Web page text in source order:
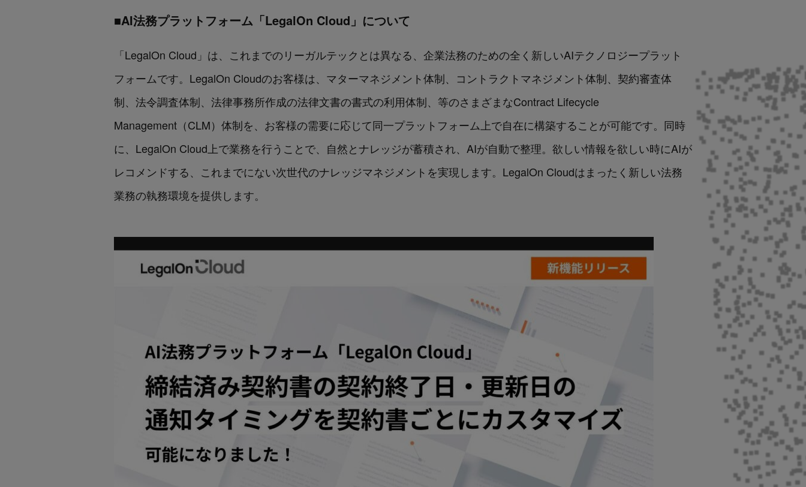
■AI法務プラットフォーム「LegalOn Cloud」について
「LegalOn Cloud」は、これまでのリーガルテックとは異なる、企業法務のための全く新しいAIテクノロジープラット
フォームです。LegalOn Cloudのお客様は、マターマネジメント体制、コントラクトマネジメント体制、契約審査体
制、法令調査体制、法律事務所作成の法律文書の書式の利用体制、等のさまざまなContract Lifecycle
Management（CLM）体制を、お客様の需要に応じて同一プラットフォーム上で自在に構築することが可能です。同時
に、LegalOn Cloud上で業務を行うことで、自然とナレッジが蓄積され、AIが自動で整理。欲しい情報を欲しい時にAIが
レコメンドする、これまでにない次世代のナレッジマネジメントを実現します。LegalOn Cloudはまったく新しい法務
業務の執務環境を提供します。